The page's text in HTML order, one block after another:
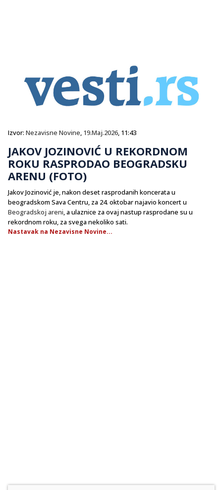
Izvor: Nezavisne Novine, 19.Maj.2026, 11:43
JAKOV JOZINOVIĆ U REKORDNOM
ROKU RASPRODAO BEOGRADSKU
ARENU (FOTO)
Jakov Jozinović je, nakon deset rasprodanih koncerata u
beogradskom Sava Centru, za 24. oktobar najavio koncert u
Beogradskoj areni, a ulaznice za ovaj nastup rasprodane su u
rekordnom roku, za svega nekoliko sati.
Nastavak na Nezavisne Novine...